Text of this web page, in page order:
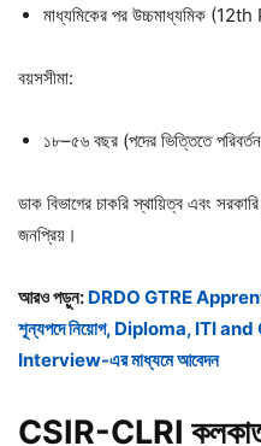
মাধ্যমিকের পর উচ্চমাধ্যমিক
বয়সসীমা:
১৮–৫৬ বছর (পদের ভিত্তিতে
ডাক বিভাগের চাকরি স্থায়িত্ব এবং
জনপ্রিয়।
আরও পড়ুন: DRDO GTRE
শূন্যপদে নিয়োগ, Diploma, ITI
Interview-এর মাধ্যমে আবেদন
CSIR-CLRI